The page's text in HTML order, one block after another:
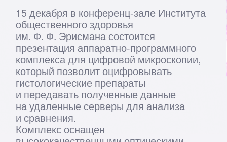
высококачественными оптическими
линзами и матрицами, которые
позволяют получать изображения
с высоким разрешением, а также имеет
несколько режимов работы.
Основные преимущества работы
комплекса: открытый формат Dicom,
разработка и производство в РФ,
гибкость и интерактивность,
автоматизация сбора данных и процесса
первичной отчетности, а также
выстроенная экосистема.
Приглашаем вас на демонстрацию
работы комплекса и обсуждение
возможностей его применения в вашей
работе.